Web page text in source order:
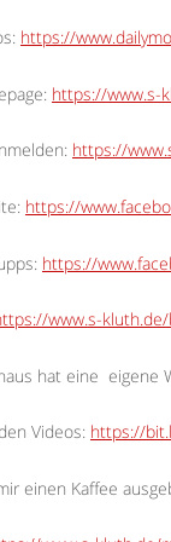
https://
https://www.s-
https://
https://
https://
www.s-
hat eine eigene
Videos: https://
einen Kaffee